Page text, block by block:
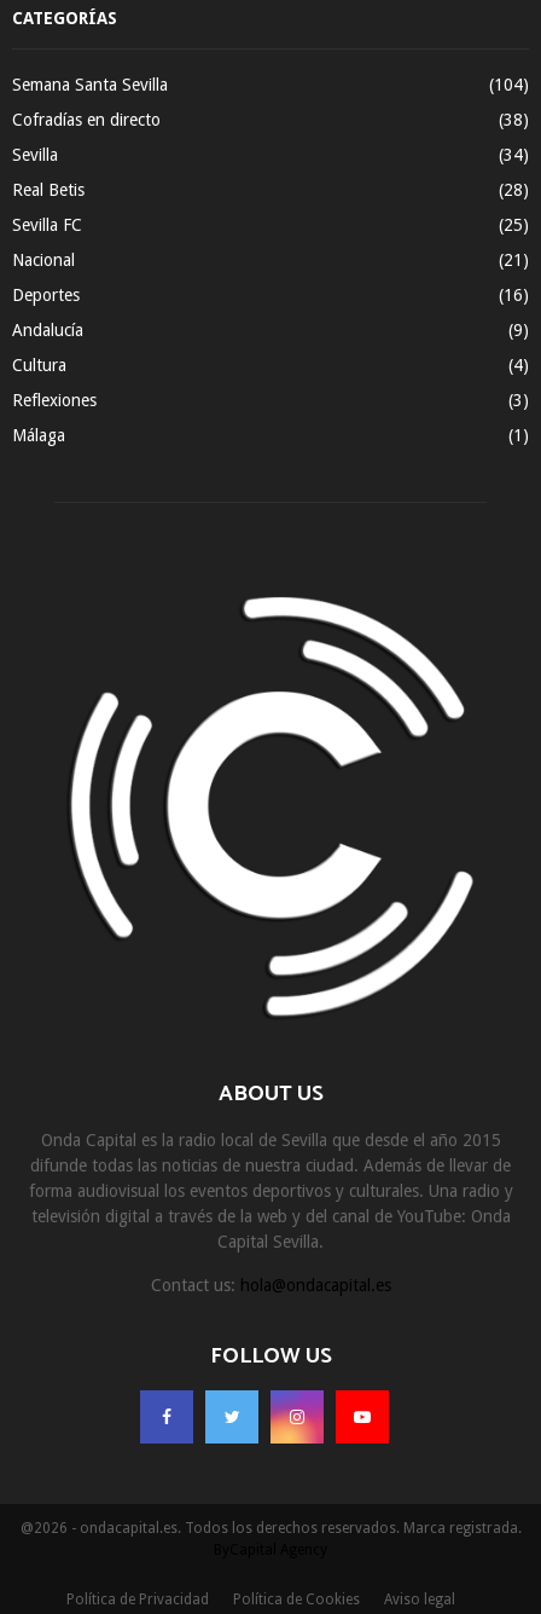
CATEGORÍAS
Semana Santa Sevilla
(104)
Cofradías en directo
(38)
Sevilla
(34)
Real Betis
(28)
Sevilla FC
(25)
Nacional
(21)
Deportes
(16)
Andalucía
(9)
Cultura
(4)
Reflexiones
(3)
Málaga
(1)
ABOUT US
Onda Capital es la radio local de Sevilla que desde el año 2015
difunde todas las noticias de nuestra ciudad. Además de llevar de
forma audiovisual los eventos deportivos y culturales. Una radio y
televisión digital a través de la web y del canal de YouTube: Onda
Capital Sevilla.
Contact us: hola@ondacapital.es
FOLLOW US
@2026 - ondacapital.es. Todos los derechos reservados. Marca registrada.
Política de Privacidad Política de Cookies Aviso legal